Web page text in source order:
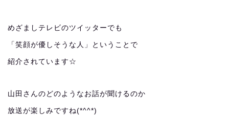
めざましテレビのツイッターでも
「笑顔が優しそうな人」ということで
紹介されています☆
山田さんのどのようなお話が聞けるのか
放送が楽しみですね(*^^*)